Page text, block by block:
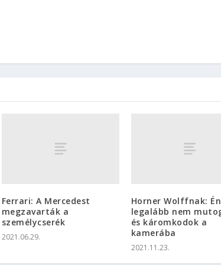
Ferrari: A Mercedest
megzavarták a
személycserék
2021.06.29.
Horner Wolffnak: Én
legalább nem
és káromkodok a
kamerába
2021.11.23.